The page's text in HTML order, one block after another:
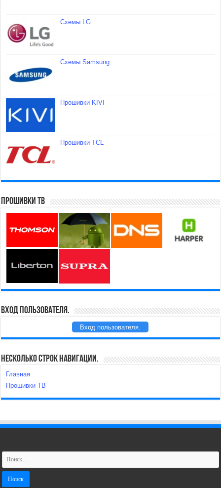
Схемы LG
Схемы Samsung
Прошивки KIVI
Прошивки TCL
Прошивки ТВ
Вход пользователя.
Вход пользователя.
Несколько строк навигации.
Главная
Прошивки ТВ